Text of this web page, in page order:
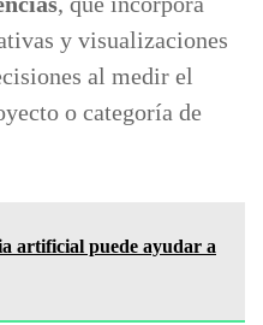
y visualizaciones
al medir el
o categoría de
artificial puede ayudar a